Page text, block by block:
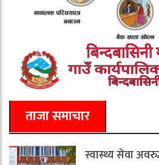
ताजा समाचार
स्वास्थ्य सेवा